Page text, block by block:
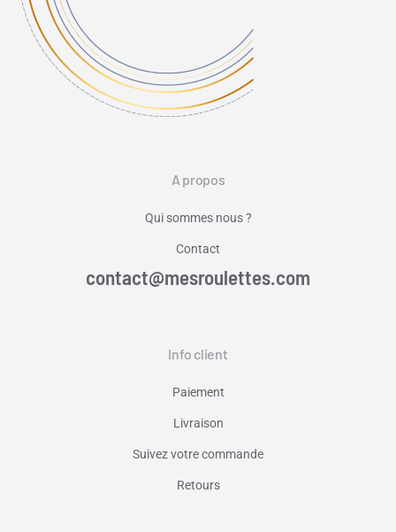
A propos
Qui sommes nous ?
Contact
contact@mesroulettes.com
Info client
Paiement
Livraison
Suivez votre commande
Retours